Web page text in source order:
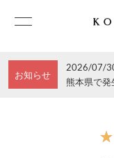
お知らせ
2026/07/
熊本県で